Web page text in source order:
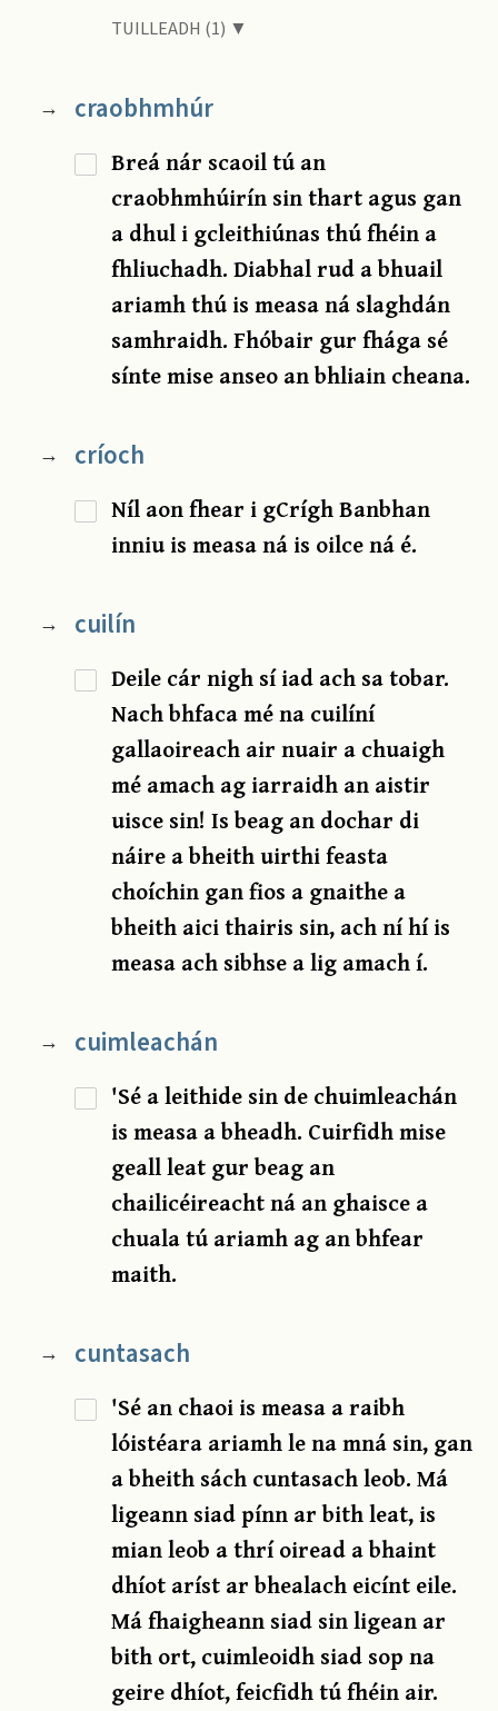
TUILLEADH (1) ▼
→ craobhmhúr
Breá nár scaoil tú an
craobhmhúirín sin thart agus gan
a dhul i gcleithiúnas thú fhéin a
fhliuchadh. Diabhal rud a bhuail
ariamh thú is measa ná slaghdán
samhraidh. Fhóbair gur fhága sé
sínte mise anseo an bhliain cheana.
→ críoch
Níl aon fhear i gCrígh Banbhan
inniu is measa ná is oilce ná é.
→ cuilín
Deile cár nigh sí iad ach sa tobar.
Nach bhfaca mé na cuilíní
gallaoireach air nuair a chuaigh
mé amach ag iarraidh an aistir
uisce sin! Is beag an dochar di
náire a bheith uirthi feasta
choíchin gan fios a gnaithe a
bheith aici thairis sin, ach ní hí is
measa ach sibhse a lig amach í.
→ cuimleachán
'Sé a leithide sin de chuimleachán
is measa a bheadh. Cuirfidh mise
geall leat gur beag an
chailicéireacht ná an ghaisce a
chuala tú ariamh ag an bhfear
maith.
→ cuntasach
'Sé an chaoi is measa a raibh
lóistéara ariamh le na mná sin, gan
a bheith sách cuntasach leob. Má
ligeann siad pínn ar bith leat, is
mian leob a thrí oiread a bhaint
dhíot aríst ar bhealach eicínt eile.
Má fhaigheann siad sin ligean ar
bith ort, cuimleoidh siad sop na
geire dhíot, feicfidh tú fhéin air.